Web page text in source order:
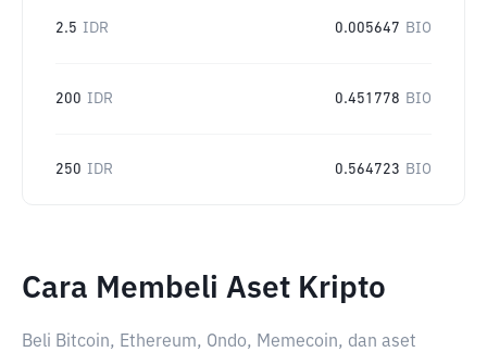
2.5 IDR 0.005647 BIO
200 IDR 0.451778 BIO
250 IDR 0.564723 BIO
Cara Membeli Aset Kripto
Beli Bitcoin, Ethereum, Ondo, Memecoin, dan aset